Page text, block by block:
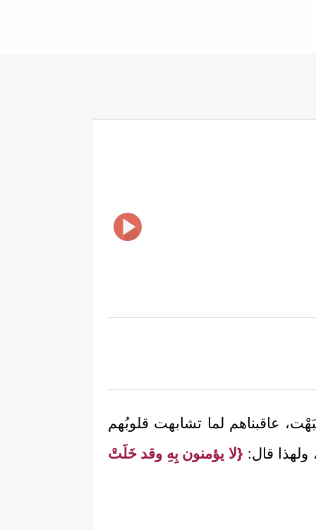
عاقبناهم لما تشابهت قلوبُهم
ولهذا قال: {لا يؤمنون بِهِ وقد خَلَتْ